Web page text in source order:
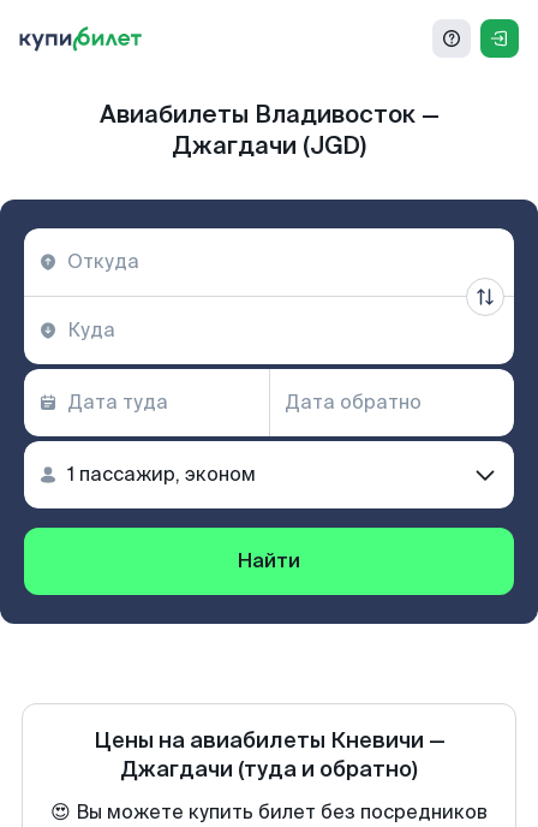
Авиабилеты Владивосток —
Джагдачи (JGD)
Найти
Цены на авиабилеты Кневичи —
Джагдачи (туда и обратно)
😍 Вы можете купить билет без посредников